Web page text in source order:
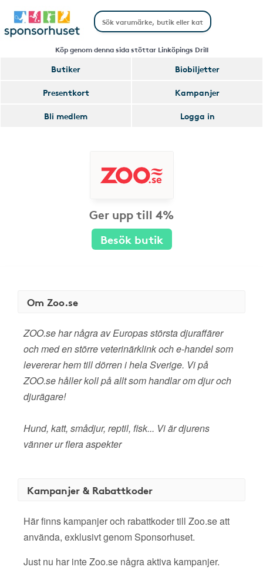
Köp genom denna sida stöttar Linköpings Drill
Butiker
Biobiljetter
Presentkort
Kampanjer
Bli medlem
Logga in
Ger upp till 4%
Besök butik
Om Zoo.se
ZOO.se har några av Europas största djuraffärer
och med en större veterinärklink och e-handel som
levererar hem till dörren i hela Sverige. Vi på
ZOO.se håller koll på allt som handlar om djur och
djurägare!
Hund, katt, smådjur, reptil, fisk... Vi är djurens
vänner ur flera aspekter
Kampanjer & Rabattkoder
Här finns kampanjer och rabattkoder till Zoo.se att
använda, exklusivt genom Sponsorhuset.
Just nu har inte Zoo.se några aktiva kampanjer.